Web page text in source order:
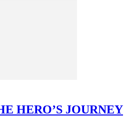
HERO’S JOURNEY